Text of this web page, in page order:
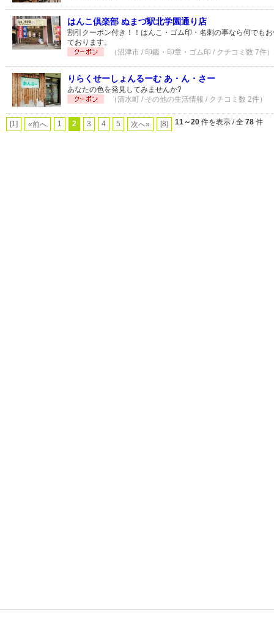
はんこ倶楽部 ぬまづ駅北学園通り店
割引クーポン付き！！はんこ・ゴム印・名刺の事なら何でも
ております。
（沼津市 / 印鑑・印章・ゴム印 / クチコミ数 7件）
りらくせーしょんるーむ あ・ん・さー
あなたの色を発見してみませんか?
（清水町 / その他の生活情報 / クチコミ数 2件）
[1] «前へ 1 2 3 4 5 次へ» [8] 11～20 件を表示 / 全 78 件